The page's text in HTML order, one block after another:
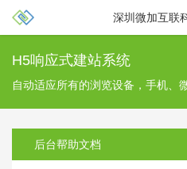
H5响应式建站系统
自动适应所有的浏览设备，手机、
后台帮助文档
深圳微加互联